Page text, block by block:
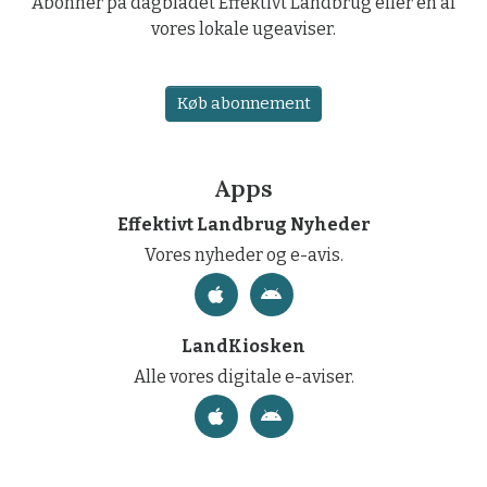
vores lokale ugeaviser.
Køb abonnement
Apps
Effektivt Landbrug Nyheder
Vores nyheder og e-avis.
LandKiosken
Alle vores digitale e-aviser.